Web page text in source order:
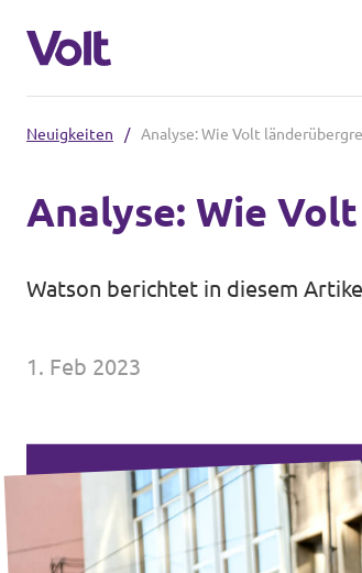
Website von Volt NRW
Volt in deinem Bundesland
Volt Deutschland Merchandise
Neuigkeiten
Unsere Events
Neuigkeiten / Analyse: Wie Volt
Analyse: Wie
Watson berichtet in diesem
1. Feb 2023